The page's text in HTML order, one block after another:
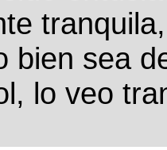
bien sea
lo veo